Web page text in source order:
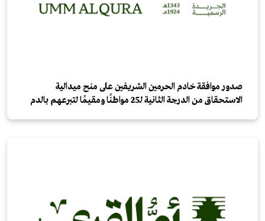
صدور موافقة خادم الحرمين الشريفين على منح ميدالية
الاستحقاق من الدرجة الثانية لـ25 مواطنًا ومقيمًا لتبرعهم بالدم